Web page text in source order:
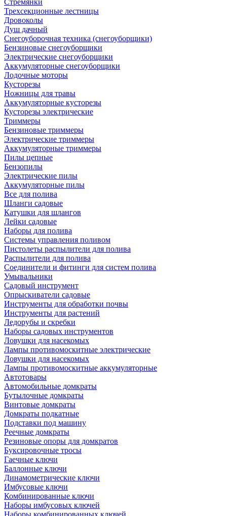
Стремянки
Трехсекционные лестницы
Дровоколы
Душ дачный
Снегоуборочная техника (снегоуборщики)
Бензиновые снегоуборщики
Электрические снегоуборщики
Аккумуляторные снегоуборщики
Лодочные моторы
Кусторезы
Ножницы для травы
Аккумуляторные кусторезы
Кусторезы электрические
Триммеры
Бензиновые триммеры
Электрические триммеры
Аккумуляторные триммеры
Пилы цепные
Бензопилы
Электрические пилы
Аккумуляторные пилы
Все для полива
Шланги садовые
Катушки для шлангов
Лейки садовые
Наборы для полива
Системы управления поливом
Пистолеты распылители для полива
Распылители для полива
Соединители и фитинги для систем полива
Умывальники
Садовый инструмент
Опрыскиватели садовые
Инструменты для обработки почвы
Инструменты для растений
Ледорубы и скребки
Наборы садовых инструментов
Ловушки для насекомых
Лампы противомоскитные электрические
Ловушки для насекомых
Лампы противомоскитные аккумуляторные
Автотовары
Автомобильные домкраты
Бутылочные домкраты
Винтовые домкраты
Домкраты подкатные
Подставки под машину
Реечные домкраты
Резиновые опоры для домкратов
Буксировочные тросы
Гаечные ключи
Баллонные ключи
Динамометрические ключи
Имбусовые ключи
Комбинированные ключи
Наборы имбусовых ключей
Наборы комбинированных ключей